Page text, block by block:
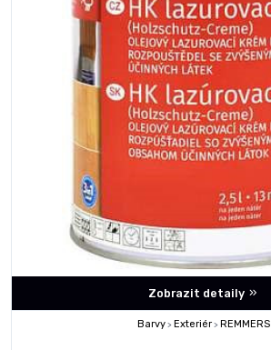
Zobrazit detaily
Barvy>Exteriér>REMMERS